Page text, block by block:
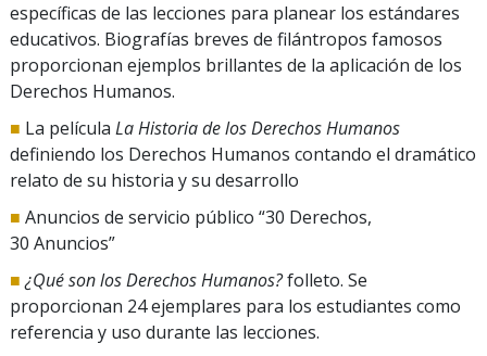
específicas de las lecciones para planear los estándares
educativos. Biografías breves de filántropos famosos
proporcionan ejemplos brillantes de la aplicación de los
Derechos Humanos.
■ La película La Historia de los Derechos Humanos
definiendo los Derechos Humanos contando el dramático
relato de su historia y su desarrollo
■ Anuncios de servicio público “30 Derechos,
30 Anuncios”
■¿Qué son los Derechos Humanos?folleto. Se
proporcionan 24 ejemplares para los estudiantes como
referencia y uso durante las lecciones.